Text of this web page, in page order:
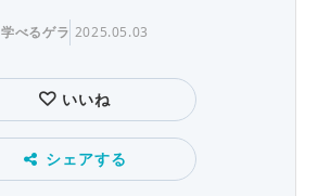
学べるゲラ 2025.05.03
いいね
シェアする